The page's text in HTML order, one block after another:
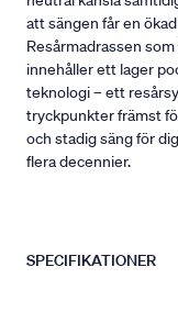
att sängen får en
Resårmadrassen
innehåller ett lager
teknologi – ett
tryckpunkter främst
och stadig säng för
flera decennier.
SPECIFIKATIONER